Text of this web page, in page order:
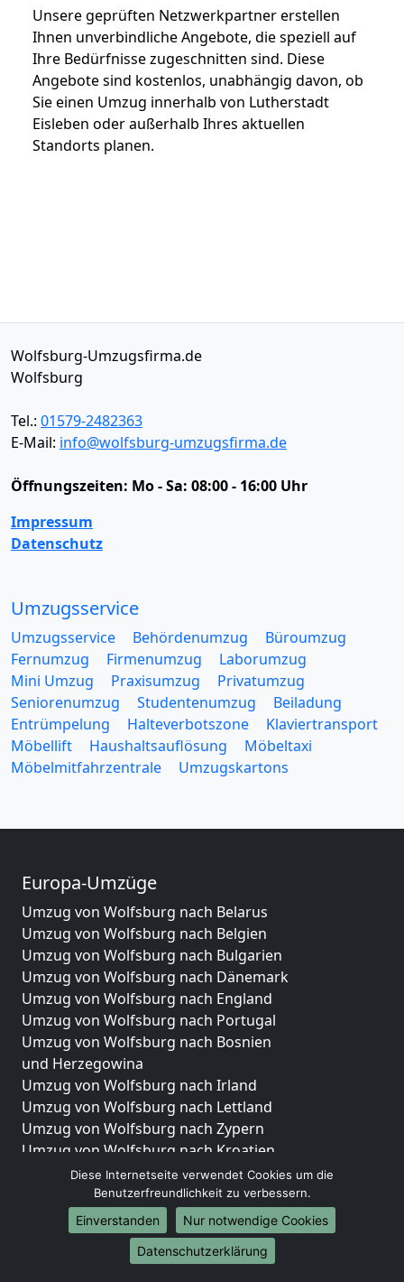
Unsere geprüften Netzwerkpartner erstellen
Ihnen unverbindliche Angebote, die speziell auf
Ihre Bedürfnisse zugeschnitten sind. Diese
Angebote sind kostenlos, unabhängig davon, ob
Sie einen Umzug innerhalb von Lutherstadt
Eisleben oder außerhalb Ihres aktuellen
Standorts planen.
Wolfsburg-Umzugsfirma.de
Wolfsburg
Tel.: 01579-2482363
E-Mail: info@wolfsburg-umzugsfirma.de
Öffnungszeiten: Mo - Sa: 08:00 - 16:00 Uhr
Impressum
Datenschutz
Umzugsservice
Umzugsservice Behördenumzug
Büroumzug
Fernumzug
Firmenumzug
Laborumzug
Mini Umzug
Praxisumzug
Privatumzug
Seniorenumzug
Studentenumzug
Beiladung
Entrümpelung
Halteverbotszone
Klaviertransport
Möbellift
Haushaltsauflösung
Möbeltaxi
Möbelmitfahrzentrale
Umzugskartons
Europa-Umzüge
Umzug von Wolfsburg nach Belarus
Umzug von Wolfsburg nach Belgien
Umzug von Wolfsburg nach Bulgarien
Umzug von Wolfsburg nach Dänemark
Umzug von Wolfsburg nach England
Umzug von Wolfsburg nach Portugal
Umzug von Wolfsburg nach Bosnien
und Herzegowina
Umzug von Wolfsburg nach Irland
Umzug von Wolfsburg nach Lettland
Umzug von Wolfsburg nach Zypern
Umzug von Wolfsburg nach Kroatien
Umzug von Wolfsburg nach Estland
Umzug von Wolfsburg nach Finnland
Umzug von Wolfsburg nach Frankreich
Umzug von Wolfsburg nach Griechenland
Umzug von Wolfsburg nach Italien
Diese Internetseite verwendet Cookies um die
Benutzerfreundlichkeit zu verbessern.
Einverstanden
Nur notwendige Cookies
Datenschutzerklärung